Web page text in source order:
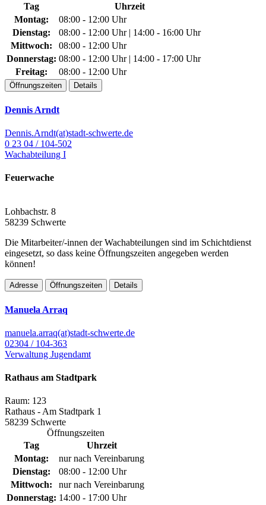
Tag
Uhrzeit
Montag:
08:00 - 12:00 Uhr
Dienstag:
08:00 - 12:00 Uhr | 14:00 - 16:00 Uhr
Mittwoch:
08:00 - 12:00 Uhr
Donnerstag: 08:00 - 12:00 Uhr | 14:00 - 17:00 Uhr
Freitag:
08:00 - 12:00 Uhr
Öffnungszeiten Details
Dennis Arndt
Dennis.Arndt(at)stadt-schwerte.de
0 23 04 / 104-502
Wachabteilung I
Feuerwache
Lohbachstr. 8
58239 Schwerte
Die Mitarbeiter/-innen der Wachabteilungen sind im Schichtdienst
eingesetzt, so dass keine Öffnungszeiten angegeben werden
können!
Adresse Öffnungszeiten Details
Manuela Arraq
manuela.arraq(at)stadt-schwerte.de
02304 / 104-363
Verwaltung Jugendamt
Rathaus am Stadtpark
Raum: 123
Rathaus - Am Stadtpark 1
58239 Schwerte
Öffnungszeiten
Tag
Uhrzeit
Montag:
nur nach Vereinbarung
Dienstag:
08:00 - 12:00 Uhr
Mittwoch:
nur nach Vereinbarung
Donnerstag: 14:00 - 17:00 Uhr